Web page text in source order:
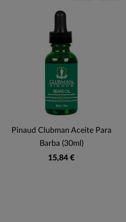
Pinaud Clubman Aceite Para
Barba (30ml)
15,84 €